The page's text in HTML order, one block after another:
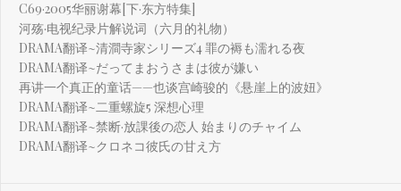
C69·2005华丽谢幕[下·东方特集]
河殇·电视纪录片解说词（六月的礼物）
DRAMA翻译~清澗寺家シリーズ4 罪の褥も濡れる夜
DRAMA翻译~だってまおうさまは彼が嫌い
再讲一个真正的童话——也谈宫崎骏的《悬崖上的波妞》
DRAMA翻译~二重螺旋5 深想心理
DRAMA翻译~禁断·放課後の恋人 始まりのチャイム
DRAMA翻译~クロネコ彼氏の甘え方